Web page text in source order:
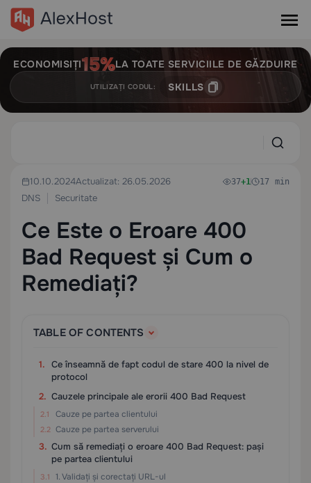
ECONOMISIȚI LA TOATE SERVICIILE DE GĂZDUIRE
UTILIZAȚI CODUL: SKILLS
10.10.2024Actualizat: 26.05.2026
DNS
Securitate
37+1 17 min
Ce Este o Eroare 400
Bad Request și Cum o
Remediați?
TABLE OF CONTENTS
Ce înseamnă de fapt codul de stare 400 la nivel de
protocol
Cauzele principale ale erorii 400 Bad Request
Cauze pe partea clientului
Cauze pe partea serverului
Cum să remediați o eroare 400 Bad Request: pași
pe partea clientului
1. Validați și corectați URL-ul